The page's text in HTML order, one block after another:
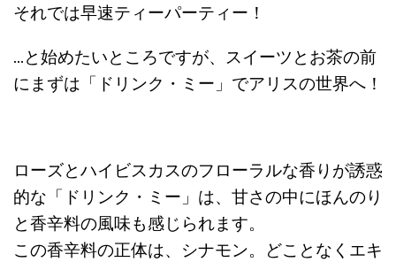
それでは早速ティーパーティー！
…と始めたいところですが、スイーツとお茶の前
にまずは「ドリンク・ミー」でアリスの世界へ！
ローズとハイビスカスのフローラルな香りが誘惑
的な「ドリンク・ミー」は、甘さの中にほんのり
と香辛料の風味も感じられます。
この香辛料の正体は、シナモン。どことなくエキ